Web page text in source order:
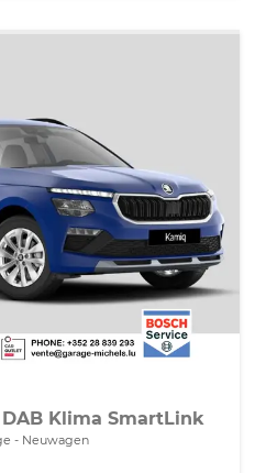
DAB Klima SmartLink
Neuwagen